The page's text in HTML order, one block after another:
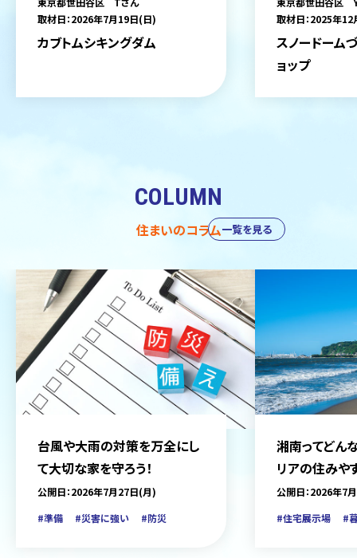
取材日：2026年7月19日(日)
カブトムシキングダム
取材日：2025年
スノードーム
ョップ
COLUMN
住まいのコラム
台風や大雨の対策を万全にし
て大切な家を守ろう！
公開日：2026年7月27日(月)
#準備
#災害に強い #防災
湘南ってどん
リアの住みや
をご紹介
公開日：2026年7
#住宅展示場
#
一覧を見る